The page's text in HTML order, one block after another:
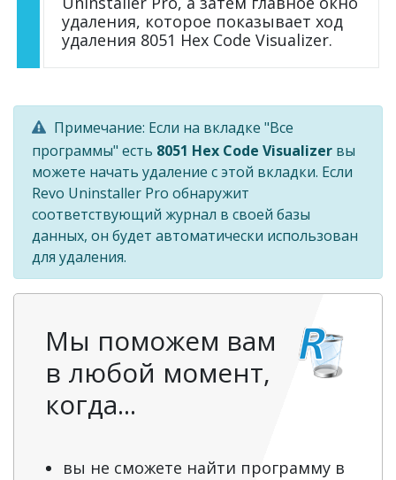
удаления, которое показывает ход
удаления 8051 Hex Code Visualizer.
Примечание: Если на вкладке "Все
программы" есть 8051 Hex Code Visualizer вы
можете начать удаление с этой вкладки. Если
Revo Uninstaller Pro обнаружит
соответствующий журнал в своей базы
данных, он будет автоматически использован
для удаления.
Мы поможем вам
в любой момент,
когда...
вы не сможете найти программу в